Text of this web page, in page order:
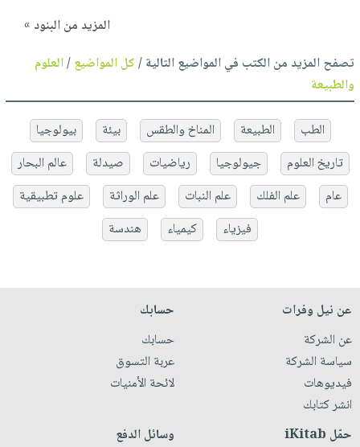
المزيد من البنود »
تصفح المزيد من الكتب في المواضيع التالية /كل المواضيع/العلوم
والطبيعة
الطب الطبيعة المناخ والطقس بيئة
بيولوجيا
تاريخ العلوم
جيولوجيا رياضيات صيدلة
عالم البحار
عام
علم الفلك علم النبات علم الوراثة
علوم تطبيقية
فيزياء
كيمياء هندسة
عن نيل وفرات
عن الشركة
سياسة الشركة
فيديوهات
انشر كتابك
حسابك
حسابك
عربة التسوق
لائحة الأمنيات
حمّل iKitab وسائل الدفع